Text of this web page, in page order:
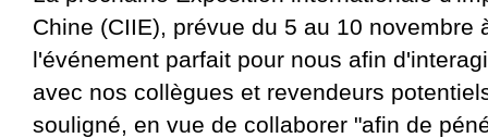
Chine (CIIE), prévue du 5 au 10 novembre
l'événement parfait pour nous afin
avec nos collègues et revendeurs
souligné, en vue de collaborer "afin de